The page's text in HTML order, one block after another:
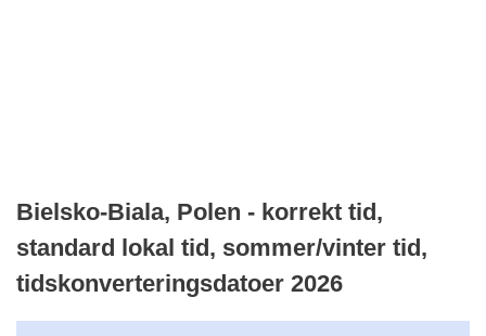
Bielsko-Biala, Polen - korrekt tid,
standard lokal tid, sommer/vinter tid,
tidskonverteringsdatoer 2026